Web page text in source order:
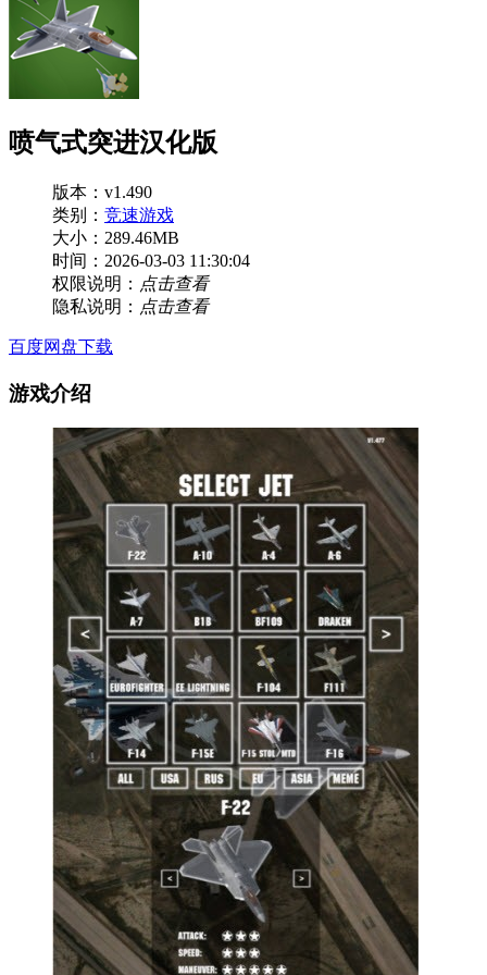
喷气式突进汉化版
版本：v1.490
类别： 竞速游戏
大小：289.46MB
时间：2026-03-03 11:30:04
权限说明： 点击查看
隐私说明： 点击查看
百度网盘下载
游戏介绍